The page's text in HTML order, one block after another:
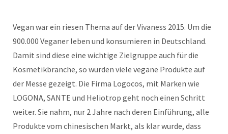
Vegan war ein riesen Thema auf der Vivaness 2015. Um die
900.000 Veganer leben und konsumieren in Deutschland.
Damit sind diese eine wichtige Zielgruppe auch für die
Kosmetikbranche, so wurden viele vegane Produkte auf
der Messe gezeigt. Die Firma Logocos, mit Marken wie
LOGONA, SANTE und Heliotrop geht noch einen Schritt
weiter. Sie nahm, nur 2 Jahre nach deren Einführung, alle
Produkte vom chinesischen Markt, als klar wurde, dass